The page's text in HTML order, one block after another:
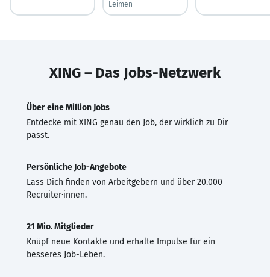
Leimen
XING – Das Jobs-Netzwerk
Über eine Million Jobs
Entdecke mit XING genau den Job, der wirklich zu Dir
passt.
Persönliche Job-Angebote
Lass Dich finden von Arbeitgebern und über 20.000
Recruiter·innen.
21 Mio. Mitglieder
Knüpf neue Kontakte und erhalte Impulse für ein
besseres Job-Leben.